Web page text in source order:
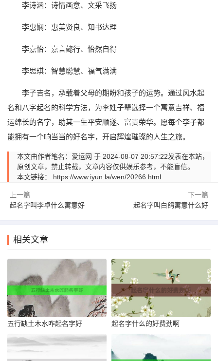
李诗涵：诗情画意、文采飞扬
李惠娴：惠美贤良、知书达理
李嘉怡：嘉言懿行、怡然自得
李思琪：智慧聪慧、福气满满
李子吉名，承载着父母的期盼和孩子的运势。通过风水起
名和八字起名的科学方法，为李姓子辈选择一个寓意吉祥、福
运绵长的名字，助其一生平安顺遂、富贵荣华。愿每个李子都
能拥有一个响当当的好名字，开启辉煌璀璨的人生之旅。
本文由作者笔名：爱运网 于 2024-08-07 20:57:22发表在本站，
原创文章，禁止转载，文章内容仅供娱乐参考，不能盲信。
本文链接： https://www.iyun.la/wen/20266.html
上一篇
起名字叫李卓什么寓意好
下一篇
起名字叫白鸽寓意什么好
相关文章
五行缺土木水咋起名字好 起名字什么的好费劲啊